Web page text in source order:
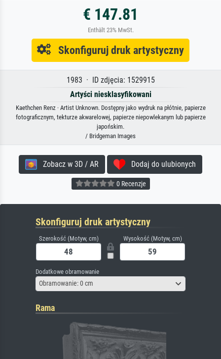
€ 147.81
Enthält 23% MwSt.
Skonfiguruj druk artystyczny
1983 · ID zdjęcia: 1529915
Artyści niesklasyfikowani
Kaethchen Renz · Artist Unknown. Dostępny jako wydruk na płótnie, papierze
fotograficznym, tekturze akwarelowej, papierze niepowlekanym lub papierze
japońskim.
/ Bridgeman Images
Zobacz w 3D / AR Dodaj do ulubionych
0 Recenzje
Skonfiguruj druk artystyczny
Szerokość (Motyw, cm) Wysokość (Motyw, cm)
Dodatkowe obramowanie
Obramowanie: 0 cm
Rama